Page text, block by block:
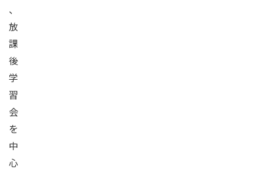
、
放
課
後
学
習
会
を
中
心